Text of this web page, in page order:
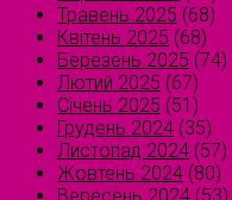
Травень 2025 (68)
Квітень 2025 (68)
Березень 2025 (74)
Лютий 2025 (67)
Січень 2025 (51)
Грудень 2024 (35)
Листопад 2024 (57)
Жовтень 2024 (80)